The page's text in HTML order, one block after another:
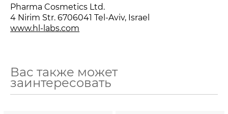
Pharma Cosmetics Ltd.
4 Nirim Str. 6706041 Tel-Aviv, Israel
www.hl-labs.com
Вас также может
заинтересовать